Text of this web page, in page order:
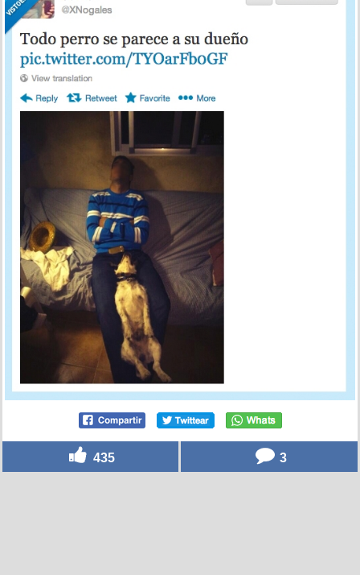
435 3